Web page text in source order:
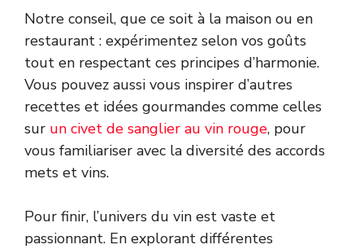
Notre conseil, que ce soit à la maison ou en
restaurant : expérimentez selon vos goûts
tout en respectant ces principes d’harmonie.
Vous pouvez aussi vous inspirer d’autres
recettes et idées gourmandes comme celles
sur un civet de sanglier au vin rouge, pour
vous familiariser avec la diversité des accords
mets et vins.
Pour finir, l’univers du vin est vaste et
passionnant. En explorant différentes